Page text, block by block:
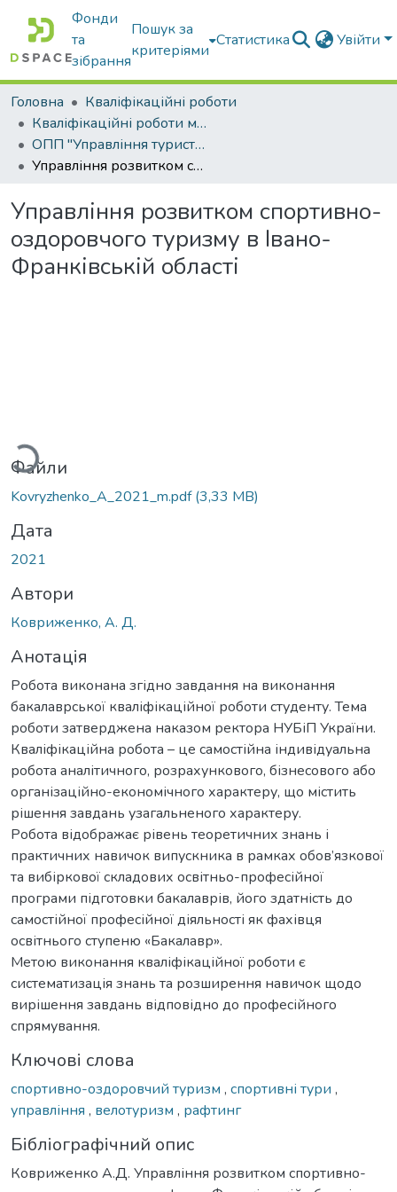
Фонди
та
зібрання
Пошук за
критеріями
Статистика Увійти
Головна
Кваліфікаційні роботи
Кваліфікаційні роботи магістрів
ОПП "Управління туристичним і готельно-ресторанним бізнесом"
Управління розвитком спортивно-оздоровчого туризму в Івано-Франківській області
Управління розвитком спортивно-
оздоровчого туризму в Івано-
Франківській області
Файли
Kovryzhenko_A_2021_m.pdf(3,33 MB)
Дата
2021
Автори
Ковриженко, А. Д.
Анотація
Робота виконана згідно завдання на виконання
бакалаврської кваліфікаційної роботи студенту. Тема
роботи затверджена наказом ректора НУБіП України.
Кваліфікаційна робота – це самостійна індивідуальна
робота аналітичного, розрахункового, бізнесового або
організаційно-економічного характеру, що містить
рішення завдань узагальненого характеру.
Робота відображає рівень теоретичних знань і
практичних навичок випускника в рамках обов’язкової
та вибіркової складових освітньо-професійної
програми підготовки бакалаврів, його здатність до
самостійної професійної діяльності як фахівця
освітнього ступеню «Бакалавр».
Метою виконання кваліфікаційної роботи є
систематизація знань та розширення навичок щодо
вирішення завдань відповідно до професійного
спрямування.
Ключові слова
спортивно-оздоровчий туризм , спортивні тури ,
управління , велотуризм , рафтинг
Бібліографічний опис
Ковриженко А.Д. Управління розвитком спортивно-